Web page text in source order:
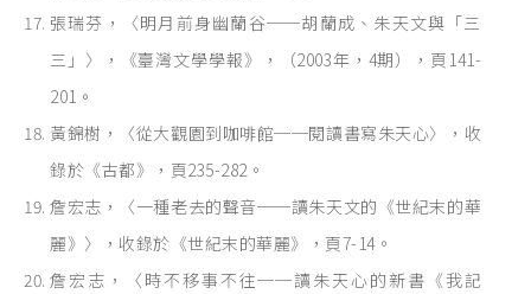
張瑞芬，〈明月前身幽蘭谷──胡蘭成、朱天文與「三
三」〉，《臺灣文學學報》，（2003年，4期），頁141-
201。
黃錦樹，〈從大觀園到咖啡館──閱讀書寫朱天心〉，收
錄於《古都》，頁235-282。
詹宏志，〈一種老去的聲音──讀朱天文的《世紀末的華
麗》〉，收錄於《世紀末的華麗》，頁7-14。
詹宏志，〈時不移事不往──讀朱天心的新書《我記